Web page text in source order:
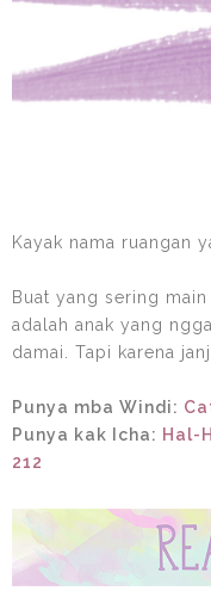
Kayak nama ruangan
Buat yang sering
adalah anak yang
damai. Tapi karena
Punya mba Windi:
Punya kak Icha: Hal-
212